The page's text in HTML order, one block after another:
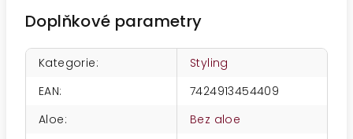
Doplňkové parametry
Kategorie:
Styling
EAN:
7424913454409
Aloe:
Bez aloe